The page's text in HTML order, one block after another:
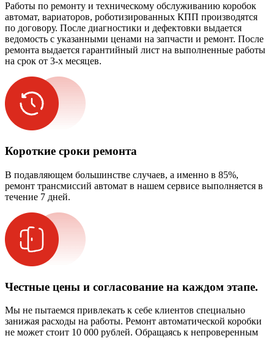
Работы по ремонту и техническому обслуживанию коробок
автомат, вариаторов, роботизированных КПП производятся
по договору. После диагностики и дефектовки выдается
ведомость с указанными ценами на запчасти и ремонт. После
ремонта выдается гарантийный лист на выполненные работы
на срок от 3-х месяцев.
Короткие сроки ремонта
В подавляющем большинстве случаев, а именно в 85%,
ремонт трансмиссий автомат в нашем сервисе выполняется в
течение 7 дней.
Честные цены и согласование на каждом этапе.
Мы не пытаемся привлекать к себе клиентов специально
занижая расходы на работы. Ремонт автоматической коробки
не может стоит 10 000 рублей. Обращаясь к непроверенным